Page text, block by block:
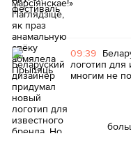
09:39
логотип для
многим не